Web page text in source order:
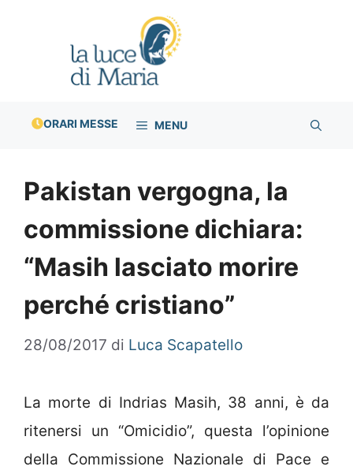
ORARI MESSE MENU
Pakistan vergogna, la
commissione dichiara:
“Masih lasciato morire
perché cristiano”
28/08/2017 di Luca Scapatello
La morte di Indrias Masih, 38 anni, è da
ritenersi un “Omicidio”, questa l’opinione
della Commissione Nazionale di Pace e